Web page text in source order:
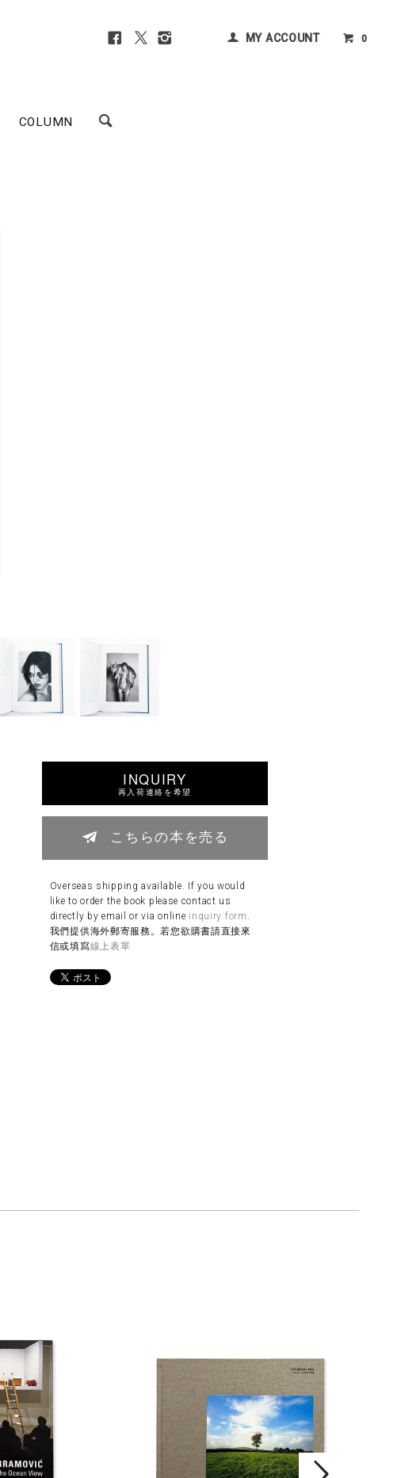
MY ACCOUNT 0
COLUMN
INQUIRY
再入荷連絡を希望
こちらの本を売る
Overseas shipping available. If you would
like to order the book please contact us
directly by email or via online inquiry form .
我們提供海外郵寄服務。若您欲購書請直接來
信或填寫線上表單